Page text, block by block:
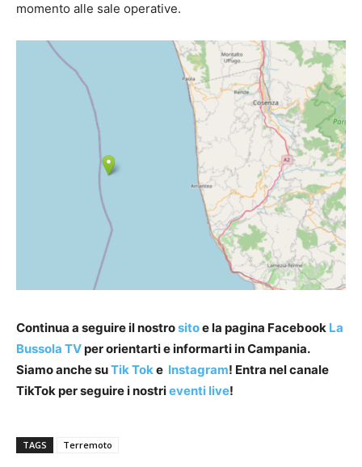
momento alle sale operative.
Continua a seguire il nostrositoe la pagina Facebook La
Bussola TVper orientarti e informarti in Campania.
Siamo anche suTik Toke Instagram! Entra nel canale
TikTok per seguire i nostrieventi live!
TAGS Terremoto